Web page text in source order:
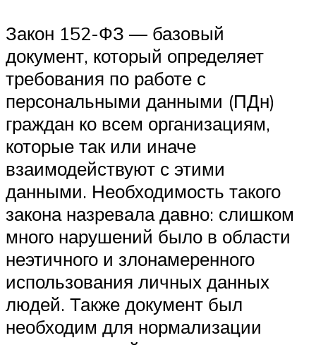
Закон 152-ФЗ — базовый
документ, который определяет
требования по работе с
персональными данными (ПДн)
граждан ко всем организациям,
которые так или иначе
взаимодействуют с этими
данными. Необходимость такого
закона назревала давно: слишком
много нарушений было в области
неэтичного и злонамеренного
использования личных данных
людей. Также документ был
необходим для нормализации